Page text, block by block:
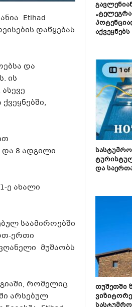
Etihad
დაწყებას
და
ის
8 ადგილი
ე ახალი
საამიროებში
ერთი
მუშაობს
რომელიც
არსებულ
აქვეყნებს
და
თუშეთში